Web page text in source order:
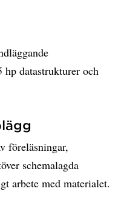
datastrukturer och
föreläsningar,
schemalagda
arbete med materialet.